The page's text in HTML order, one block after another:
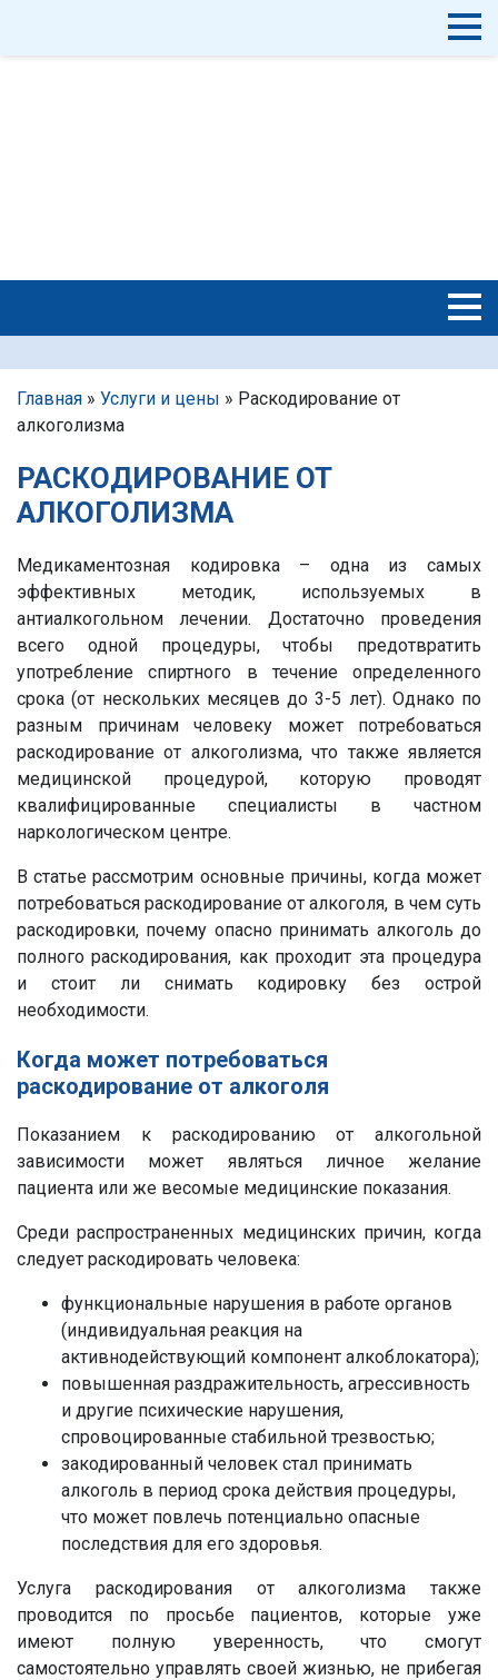
Главная » Услуги и цены » Раскодирование от
алкоголизма
РАСКОДИРОВАНИЕ ОТ
АЛКОГОЛИЗМА
Медикаментозная кодировка – одна из самых
эффективных методик, используемых в
антиалкогольном лечении. Достаточно проведения
всего одной процедуры, чтобы предотвратить
употребление спиртного в течение определенного
срока (от нескольких месяцев до 3-5 лет). Однако по
разным причинам человеку может потребоваться
раскодирование от алкоголизма, что также является
медицинской процедурой, которую проводят
квалифицированные специалисты в частном
наркологическом центре.
В статье рассмотрим основные причины, когда может
потребоваться раскодирование от алкоголя, в чем суть
раскодировки, почему опасно принимать алкоголь до
полного раскодирования, как проходит эта процедура
и стоит ли снимать кодировку без острой
необходимости.
Когда может потребоваться
раскодирование от алкоголя
Показанием к раскодированию от алкогольной
зависимости может являться личное желание
пациента или же весомые медицинские показания.
Среди распространенных медицинских причин, когда
следует раскодировать человека:
функциональные нарушения в работе органов
(индивидуальная реакция на
активнодействующий компонент алкоблокатора);
повышенная раздражительность, агрессивность
и другие психические нарушения,
спровоцированные стабильной трезвостью;
закодированный человек стал принимать
алкоголь в период срока действия процедуры,
что может повлечь потенциально опасные
последствия для его здоровья.
Услуга раскодирования от алкоголизма также
проводится по просьбе пациентов, которые уже
имеют полную уверенность, что смогут
самостоятельно управлять своей жизнью, не прибегая